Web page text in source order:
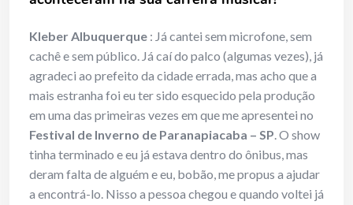
Kleber Albuquerque : Já cantei sem microfone, sem
cachê e sem público. Já caí do palco (algumas vezes), já
agradeci ao prefeito da cidade errada, mas acho que a
mais estranha foi eu ter sido esquecido pela produção
em uma das primeiras vezes em que me apresentei no
Festival de Inverno de Paranapiacaba – SP. O show
tinha terminado e eu já estava dentro do ônibus, mas
deram falta de alguém e eu, bobão, me propus a ajudar
a encontrá-lo. Nisso a pessoa chegou e quando voltei já